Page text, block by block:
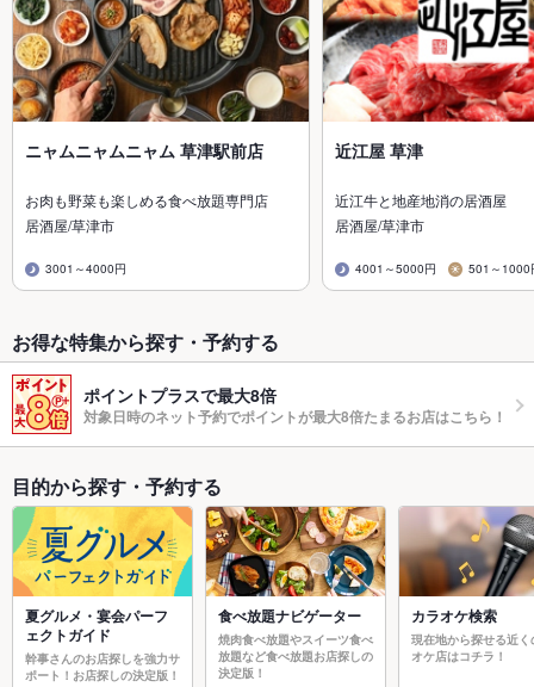
ニャムニャムニャム 草津駅前店
お肉も野菜も楽しめる食べ放題専門店
居酒屋/草津市
3001～4000円
近江屋 草津
近江牛と地産地消の居酒屋
居酒屋/草津市
4001～5000円 501～1000
お得な特集から探す・予約する
ポイントプラスで最大8倍
対象日時のネット予約でポイントが最大8倍たまるお店はこちら！
目的から探す・予約する
夏グルメ・宴会パーフ
ェクトガイド
幹事さんのお店探しを強力サ
ポート！お店探しの決定版！
食べ放題ナビゲーター
焼肉食べ放題やスイーツ食べ
放題など食べ放題お店探しの
決定版！
カラオケ検索
現在地から探せる近く
オケ店はコチラ！